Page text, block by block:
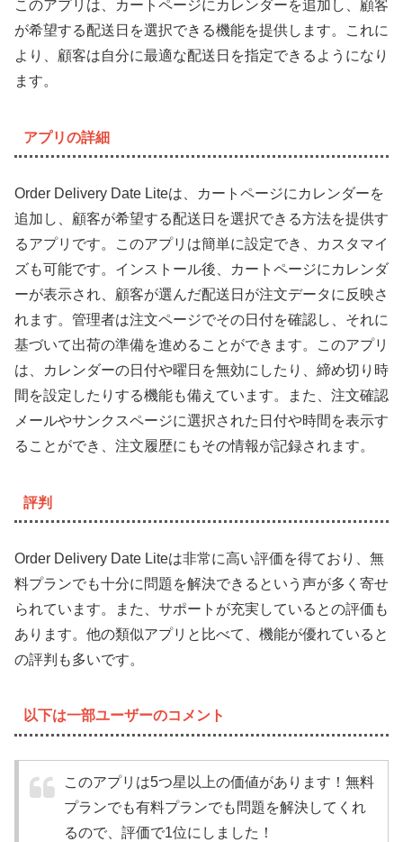
このアプリは、カートページにカレンダーを追加し、顧客
が希望する配送日を選択できる機能を提供します。これに
より、顧客は自分に最適な配送日を指定できるようになり
ます。
アプリの詳細
Order Delivery Date Liteは、カートページにカレンダーを
追加し、顧客が希望する配送日を選択できる方法を提供す
るアプリです。このアプリは簡単に設定でき、カスタマイ
ズも可能です。インストール後、カートページにカレンダ
ーが表示され、顧客が選んだ配送日が注文データに反映さ
れます。管理者は注文ページでその日付を確認し、それに
基づいて出荷の準備を進めることができます。このアプリ
は、カレンダーの日付や曜日を無効にしたり、締め切り時
間を設定したりする機能も備えています。また、注文確認
メールやサンクスページに選択された日付や時間を表示す
ることができ、注文履歴にもその情報が記録されます。
評判
Order Delivery Date Liteは非常に高い評価を得ており、無
料プランでも十分に問題を解決できるという声が多く寄せ
られています。また、サポートが充実しているとの評価も
あります。他の類似アプリと比べて、機能が優れていると
の評判も多いです。
以下は一部ユーザーのコメント
このアプリは5つ星以上の価値があります！無料
プランでも有料プランでも問題を解決してくれ
るので、評価で1位にしました！